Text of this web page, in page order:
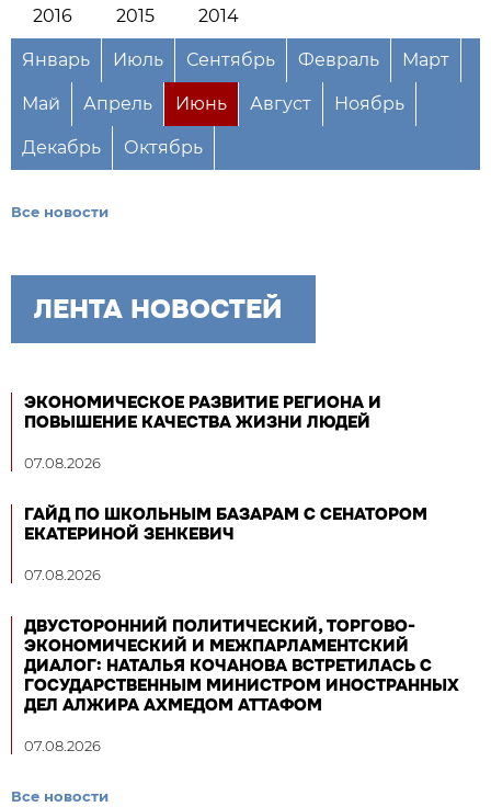
2016 2015 2014
Январь Июль Сентябрь Февраль Март
Май Апрель Июнь Август Ноябрь
Декабрь Октябрь
Все новости
ЛЕНТА НОВОСТЕЙ
ЭКОНОМИЧЕСКОЕ РАЗВИТИЕ РЕГИОНА И
ПОВЫШЕНИЕ КАЧЕСТВА ЖИЗНИ ЛЮДЕЙ
07.08.2026
ГАЙД ПО ШКОЛЬНЫМ БАЗАРАМ С СЕНАТОРОМ
ЕКАТЕРИНОЙ ЗЕНКЕВИЧ
07.08.2026
ДВУСТОРОННИЙ ПОЛИТИЧЕСКИЙ, ТОРГОВО-
ЭКОНОМИЧЕСКИЙ И МЕЖПАРЛАМЕНТСКИЙ
ДИАЛОГ: НАТАЛЬЯ КОЧАНОВА ВСТРЕТИЛАСЬ С
ГОСУДАРСТВЕННЫМ МИНИСТРОМ ИНОСТРАННЫХ
ДЕЛ АЛЖИРА АХМЕДОМ АТТАФОМ
07.08.2026
Все новости